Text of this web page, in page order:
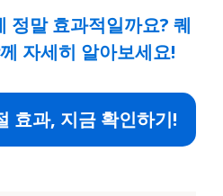
정말 효과적일까요? 퀘
자세히 알아보세요!
효과, 지금 확인하기!